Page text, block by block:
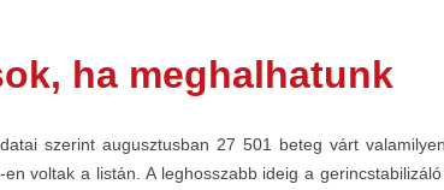
ha meghalhatunk
szerint augusztusban 27 501 beteg várt
voltak a listán. A leghosszabb ideig a